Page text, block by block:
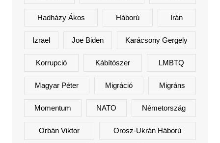
Hadházy Ákos Háború Irán
Izrael Joe Biden Karácsony Gergely
Korrupció Kábítószer LMBTQ
Magyar Péter Migráció Migráns
Momentum NATO Németország
Orbán Viktor Orosz-Ukrán Háború